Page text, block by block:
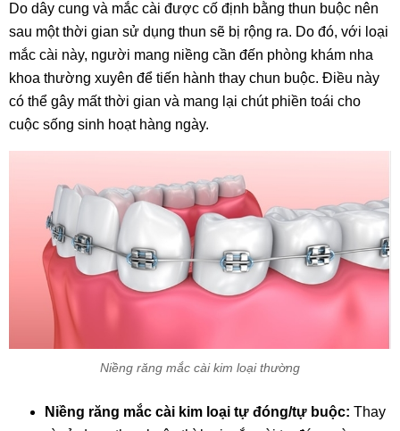
Do dây cung và mắc cài được cố định bằng thun buộc nên
sau một thời gian sử dụng thun sẽ bị rộng ra. Do đó, với loại
mắc cài này, người mang niềng cần đến phòng khám nha
khoa thường xuyên để tiến hành thay chun buộc. Điều này
có thể gây mất thời gian và mang lại chút phiền toái cho
cuộc sống sinh hoạt hàng ngày.
Niềng răng mắc cài kim loại thường
Niềng răng mắc cài kim loại tự đóng/tự buộc: Thay